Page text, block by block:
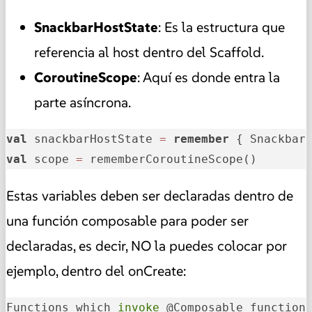
SnackbarHostState: Es la estructura que
referencia al host dentro del Scaffold.
CoroutineScope: Aquí es donde entra la
parte asíncrona.
val snackbarHostState =
remember
val scope = rememberCoroutineScope()
Estas variables deben ser declaradas dentro de
una función composable para poder ser
declaradas, es decir, NO la puedes colocar por
ejemplo, dentro del onCreate:
Functions which invoke @Composable